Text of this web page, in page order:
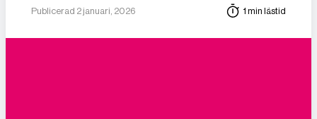
Publicerad 2 januari, 2026 1 min lästid